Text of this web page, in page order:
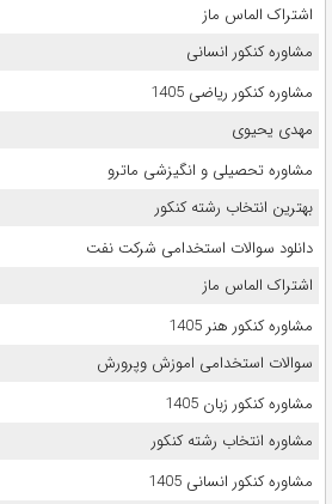
اشتراک الماس ماز
مشاوره کنکور انسانی
مشاوره کنکور ریاضی 1405
مهدی یحیوی
مشاوره تحصیلی و انگیزشی ماترو
بهترین انتخاب رشته کنکور
دانلود سوالات استخدامی شرکت نفت
اشتراک الماس ماز
مشاوره کنکور هنر 1405
سوالات استخدامی اموزش وپرورش
مشاوره کنکور زبان 1405
مشاوره انتخاب رشته کنکور
مشاوره کنکور انسانی 1405